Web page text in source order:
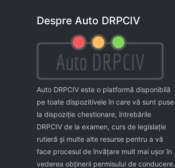
Despre Auto DRPCIV
Auto DRPCIV este o platformă disponibilă
pe toate dispozitivele în care vă sunt puse
la dispoziţie chestionare, întrebările
DRPCIV de la examen, curs de legislaţie
rutieră şi multe alte resurse pentru a vă
face procesul de învăţare mult mai uşor în
vederea obţinerii permisului de conducere.